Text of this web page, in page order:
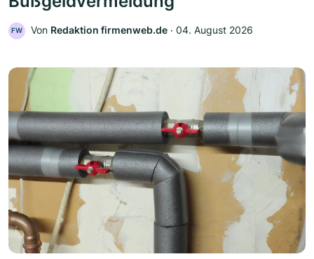
FW Von Redaktion firmenweb.de ‧ 04. August 2026